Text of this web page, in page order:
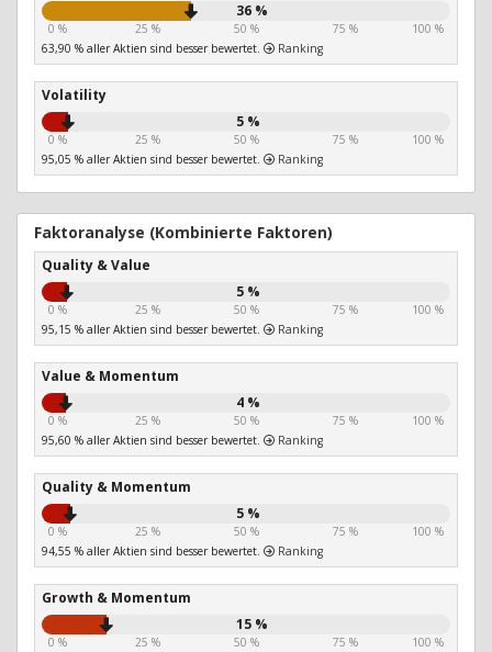
36 %
0 % 25 % 50 % 75 %
100 %
63,90 % aller Aktien sind besser bewertet.
Ranking
Volatility
5 %
0 % 25 % 50 % 75 %
100 %
95,05 % aller Aktien sind besser bewertet.
Ranking
Faktoranalyse (Kombinierte Faktoren)
Quality & Value
5 %
0 % 25 % 50 % 75 %
100 %
95,15 % aller Aktien sind besser bewertet.
Ranking
Value & Momentum
4 %
0 % 25 % 50 % 75 %
100 %
95,60 % aller Aktien sind besser bewertet.
Ranking
Quality & Momentum
5 %
0 % 25 % 50 % 75 %
100 %
94,55 % aller Aktien sind besser bewertet.
Ranking
Growth & Momentum
15 %
0 % 25 % 50 % 75 %
100 %